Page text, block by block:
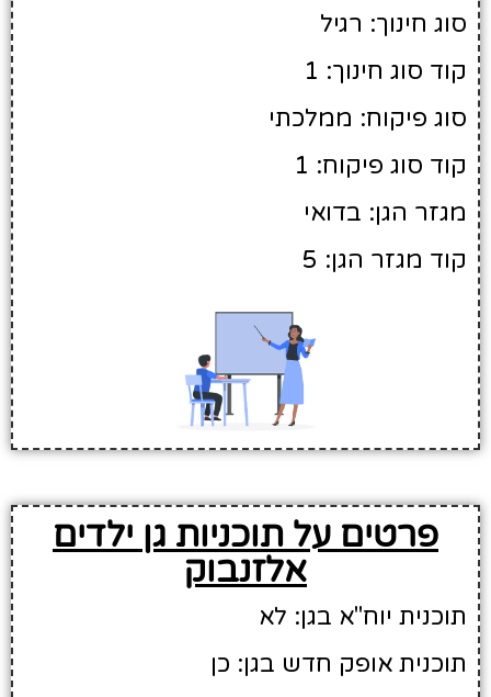
סוג חינוך: רגיל
קוד סוג חינוך: 1
סוג פיקוח: ממלכתי
קוד סוג פיקוח: 1
מגזר הגן: בדואי
קוד מגזר הגן: 5
פרטים על תוכניות גן ילדים
אלזנבוק
תוכנית יוח"א בגן: לא
תוכנית אופק חדש בגן: כן